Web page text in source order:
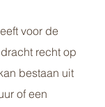
voor de
recht op
bestaan uit
of een